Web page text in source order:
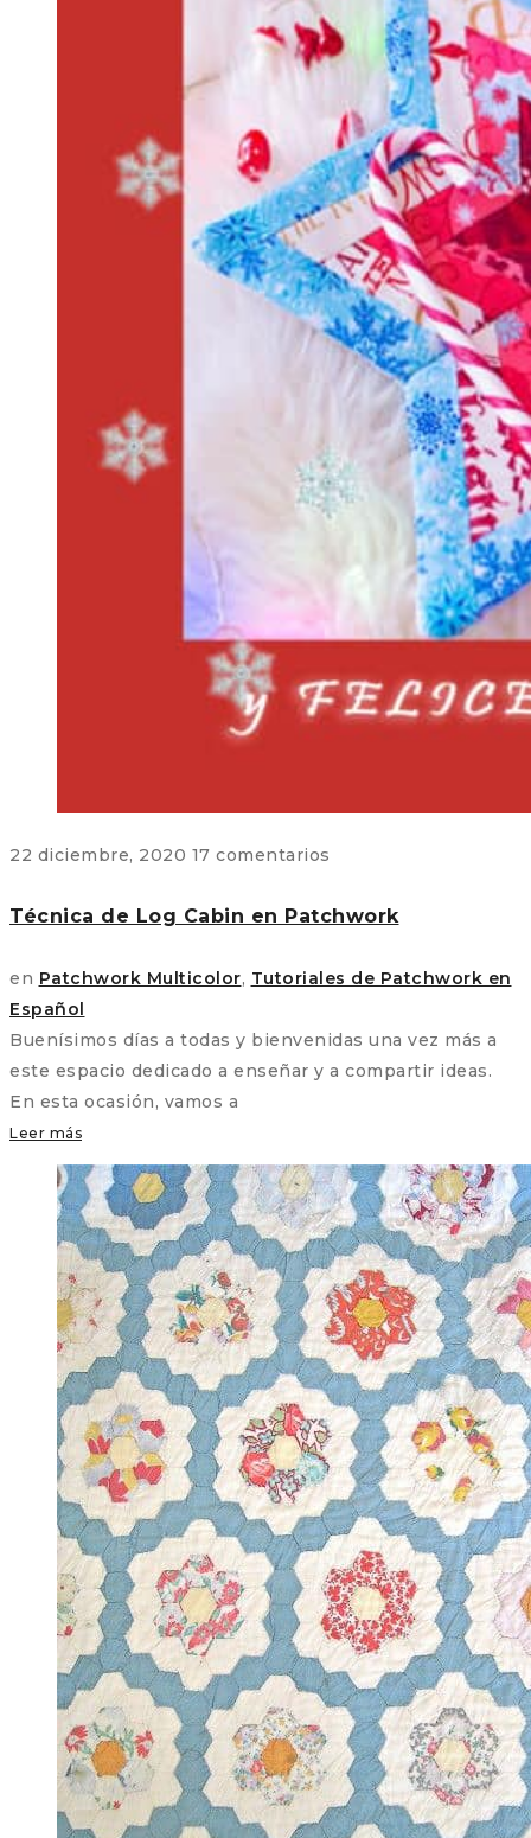
22 diciembre, 2020 17 comentarios
Técnica de Log Cabin en Patchwork
en Patchwork Multicolor, Tutoriales de Patchwork en
Español
Buenísimos días a todas y bienvenidas una vez más a
este espacio dedicado a enseñar y a compartir ideas.
En esta ocasión, vamos a
Leer más